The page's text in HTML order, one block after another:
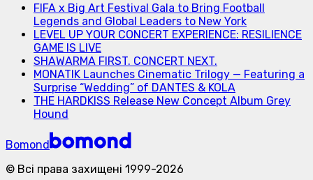
FIFA x Big Art Festival Gala to Bring Football
Legends and Global Leaders to New York
LEVEL UP YOUR CONCERT EXPERIENCE: RESILIENCE
GAME IS LIVE
SHAWARMA FIRST. CONCERT NEXT.
MONATIK Launches Cinematic Trilogy — Featuring a
Surprise “Wedding” of DANTES & KOLA
THE HARDKISS Release New Concept Album Grey
Hound
Bomond
© Всі права захищені 1999-2026